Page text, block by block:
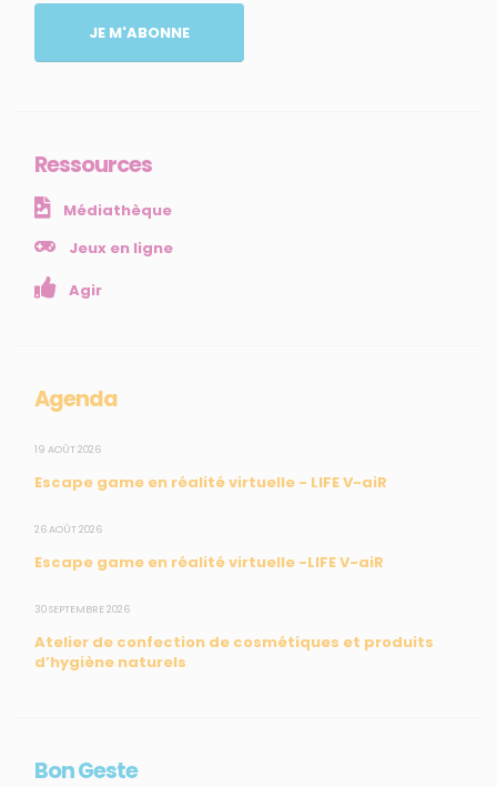
JE M'ABONNE
Ressources
Médiathèque
Jeux en ligne
Agir
Agenda
19 AOÛT 2026
Escape game en réalité virtuelle - LIFE V-aiR
26 AOÛT 2026
Escape game en réalité virtuelle -LIFE V-aiR
30 SEPTEMBRE 2026
Atelier de confection de cosmétiques et produits
d’hygiène naturels
Bon Geste
NOS SERVICES
Presse
Collectivités
Mesures réglementaires
SUIVEZ-NOUS
CONTACT
Mail : info@madininair.fr